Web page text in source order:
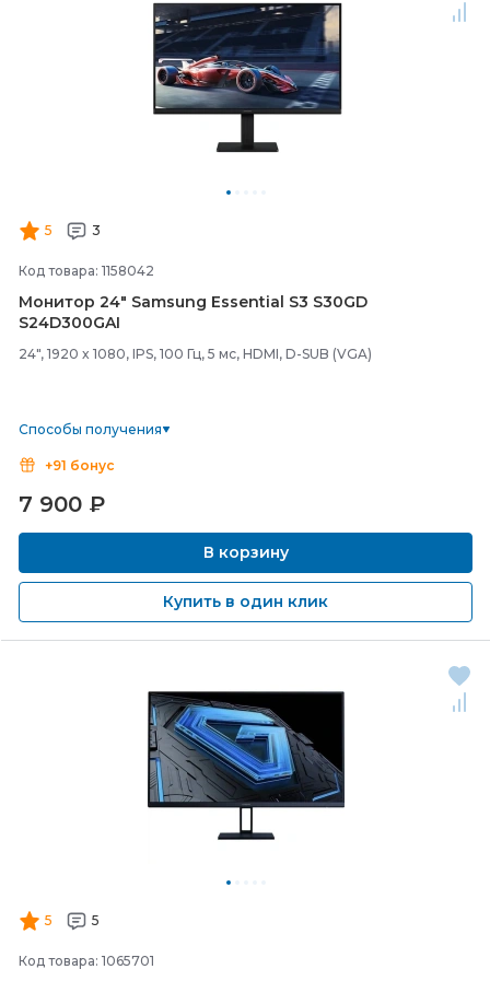
5 3
Код товара: 1158042
Монитор 24" Samsung Essential S3 S30GD
S24D300GAI
24", 1920 x 1080, IPS, 100 Гц, 5 мс, HDMI, D-SUB (VGA)
Способы получения
+91 бонус
7 900 ₽
В корзину
Купить в один клик
5 5
Код товара: 1065701